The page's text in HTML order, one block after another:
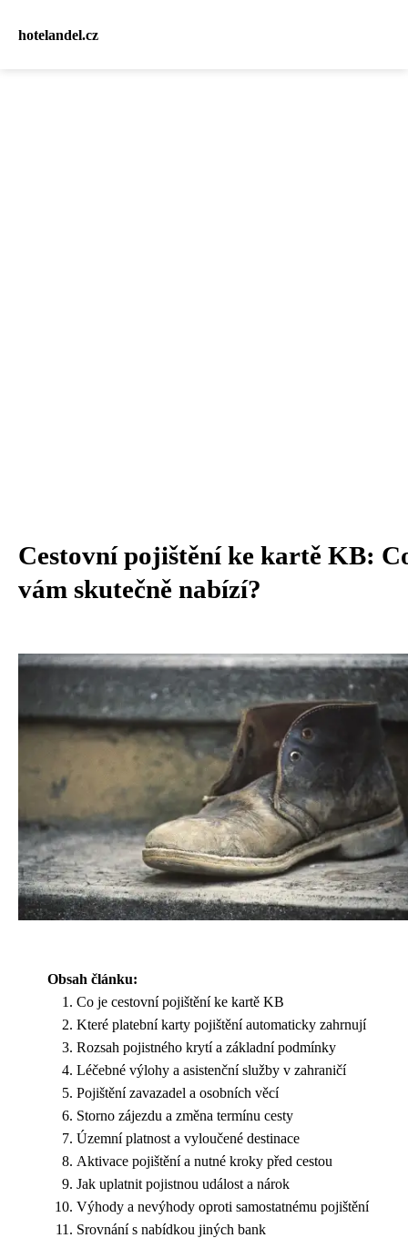
hotelandel.cz
Cestovní pojištění ke kartě KB:
vám skutečně nabízí?
Obsah článku:
Co je cestovní pojištění ke kartě KB
Které platební karty pojištění automaticky zahrnují
Rozsah pojistného krytí a základní podmínky
Léčebné výlohy a asistenční služby v zahraničí
Pojištění zavazadel a osobních věcí
Storno zájezdu a změna termínu cesty
Územní platnost a vyloučené destinace
Aktivace pojištění a nutné kroky před cestou
Jak uplatnit pojistnou událost a nárok
Výhody a nevýhody oproti samostatnému pojištění
Srovnání s nabídkou jiných bank